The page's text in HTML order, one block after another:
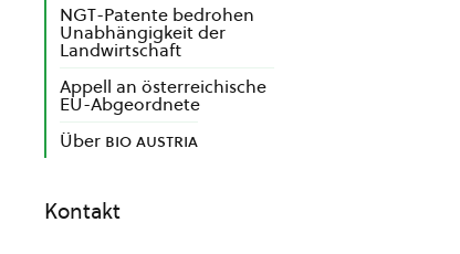
NGT-Patente bedrohen
Unabhängigkeit der
Landwirtschaft
Appell an österreichische
EU-Abgeordnete
Über bio austria
Kontakt